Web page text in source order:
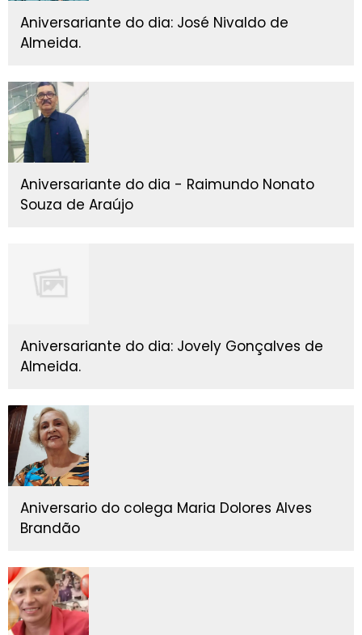
Aniversariante do dia: José Nivaldo de
Almeida.
Aniversariante do dia - Raimundo Nonato
Souza de Araújo
Aniversariante do dia: Jovely Gonçalves de
Almeida.
Aniversario do colega Maria Dolores Alves
Brandão